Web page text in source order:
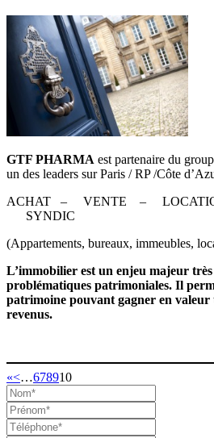
GTF PHARMA est partenaire du
un des leaders sur Paris / RP /Côte
ACHAT – VENTE –
SYNDIC
(Appartements, bureaux, immeubles,
L’immobilier est un enjeu majeur
problématiques patrimoniales. Il
patrimoine pouvant gagner en valeur
revenus.
«<…678910